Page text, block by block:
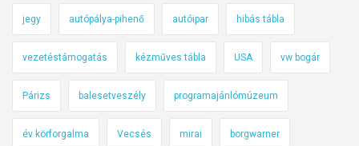
jegy autópálya-pihenő autóipar hibás tábla
vezetéstámogatás kézműves tábla USA vw bogár
Párizs balesetveszély programajánlómúzeum
év körforgalma Vecsés mirai borgwarner